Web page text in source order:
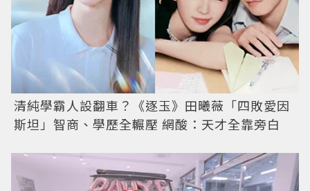
清純學霸人設翻車？《逐玉》田曦薇「四敗愛因
斯坦」智商、學歷全輾壓 網酸：天才全靠旁白